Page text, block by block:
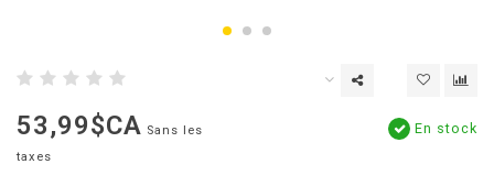
53,99$CA Sans les
taxes
En stock